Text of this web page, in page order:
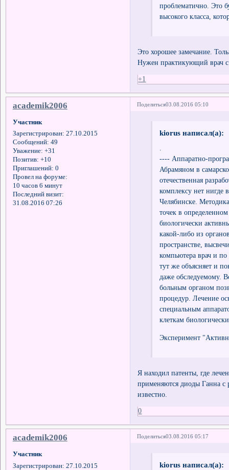
проблематично. Это
высокого класса,
Это хорошее замечание.
Нужен практикующий врач
+1
Поделиться03.08.2016 05:10
academik2006
Участник
Зарегистрирован: 27.10.2015
Сообщений: 49
Уважение: +31
Позитив: +10
Приглашений: 0
Провел на форуме:
10 часов 6 минут
Последний визит:
31.08.2016 07:26
kiorus написал(а):
.
---- Аппаратно-
Абрамяном в
отечественная
комплексу нет нигде
Челябинске.
точек в
биологически
какой-либо из
пространстве,
компьютера врач и по
тут же объясняет и
даже обследуемому.
больным органом
процедур. Лечение
специальным
клеткам
Эксперимент
Я находил патенты, где
применяются диоды Ганна с
известно.
0
Поделиться03.08.2016 05:17
academik2006
Участник
Зарегистрирован: 27.10.2015
kiorus написал(а):